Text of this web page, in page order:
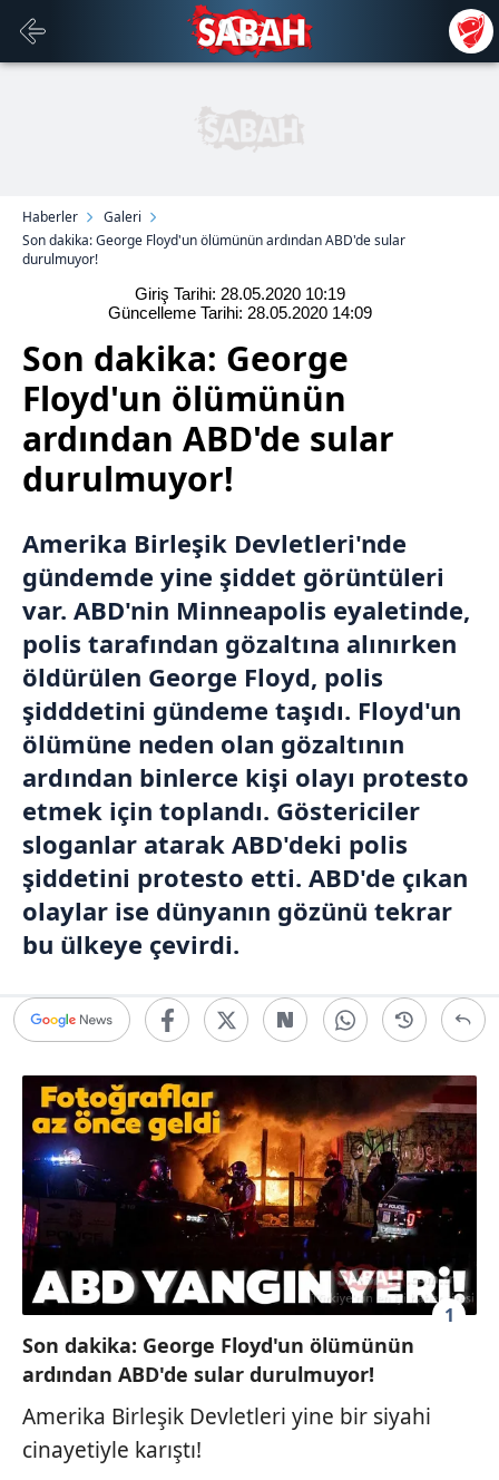
Haberler
Galeri
Son dakika: George Floyd'un ölümünün ardından ABD'de sular
durulmuyor!
Giriş Tarihi: 28.05.2020 10:19
Güncelleme Tarihi: 28.05.2020 14:09
Son dakika: George
Floyd'un ölümünün
ardından ABD'de sular
durulmuyor!
Amerika Birleşik Devletleri'nde
gündemde yine şiddet görüntüleri
var. ABD'nin Minneapolis eyaletinde,
polis tarafından gözaltına alınırken
öldürülen George Floyd, polis
şidddetini gündeme taşıdı. Floyd'un
ölümüne neden olan gözaltının
ardından binlerce kişi olayı protesto
etmek için toplandı. Göstericiler
sloganlar atarak ABD'deki polis
şiddetini protesto etti. ABD'de çıkan
olaylar ise dünyanın gözünü tekrar
bu ülkeye çevirdi.
1
Son dakika: George Floyd'un ölümünün
ardından ABD'de sular durulmuyor!
Amerika Birleşik Devletleri yine bir siyahi
cinayetiyle karıştı!